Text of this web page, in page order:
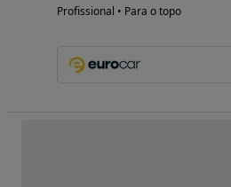
Profissional • Para o topo